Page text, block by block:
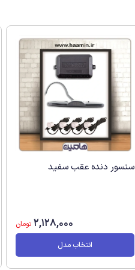
سنسور دنده عقب سفید
2,128,000 تومان
انتخاب مدل